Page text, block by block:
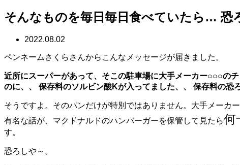
そんなものを毎日毎日食べていたら… 恐
2022.08.02
ペンネームさくらさんからこんなメッセージが届きました。
近所にスーパーがあって、そこの駐車場に大手メーカー○○○の
のに、、 保存料のソルビン酸Kが入ってました、、 保存料の
そうですよ。そのパンだけが特別ではありません。大手メーカ
有名な話が、マクドナルドのハンバーガーを保管して見たら何
す。
恐ろしや～。